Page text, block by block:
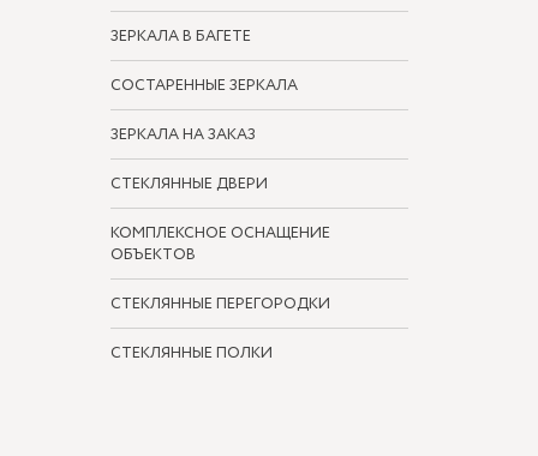
ЗЕРКАЛА В БАГЕТЕ
СОСТАРЕННЫЕ ЗЕРКАЛА
ЗЕРКАЛА НА ЗАКАЗ
СТЕКЛЯННЫЕ ДВЕРИ
КОМПЛЕКСНОЕ ОСНАЩЕНИЕ
ОБЪЕКТОВ
СТЕКЛЯННЫЕ ПЕРЕГОРОДКИ
СТЕКЛЯННЫЕ ПОЛКИ